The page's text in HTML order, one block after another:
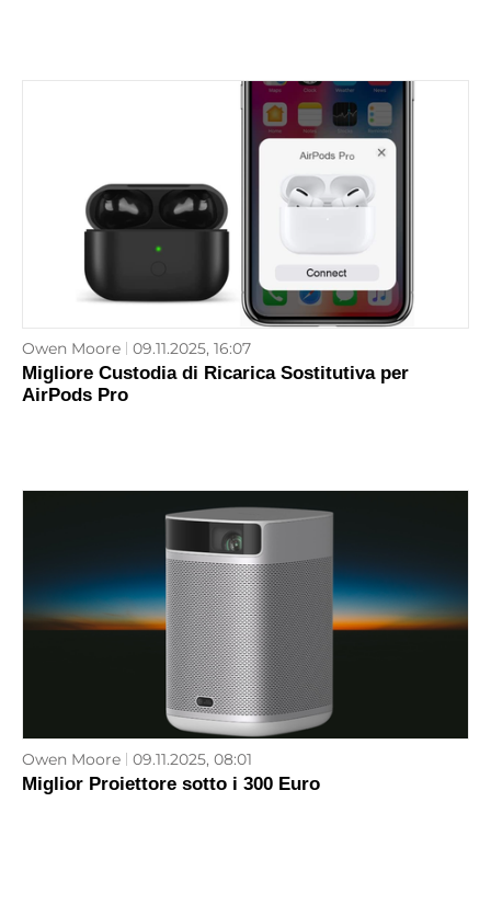
Owen Moore 09.11.2025, 16:07
Migliore Custodia di Ricarica Sostitutiva per
AirPods Pro
Owen Moore 09.11.2025, 08:01
Miglior Proiettore sotto i 300 Euro